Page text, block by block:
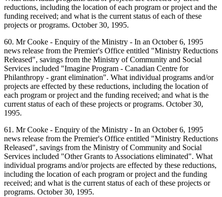
reductions, including the location of each program or project and the
funding received; and what is the current status of each of these
projects or programs. October 30, 1995.
60. Mr Cooke - Enquiry of the Ministry - In an October 6, 1995
news release from the Premier's Office entitled "Ministry Reductions
Released", savings from the Ministry of Community and Social
Services included "Imagine Program - Canadian Centre for
Philanthropy - grant elimination". What individual programs and/or
projects are effected by these reductions, including the location of
each program or project and the funding received; and what is the
current status of each of these projects or programs. October 30,
1995.
61. Mr Cooke - Enquiry of the Ministry - In an October 6, 1995
news release from the Premier's Office entitled "Ministry Reductions
Released", savings from the Ministry of Community and Social
Services included "Other Grants to Associations eliminated". What
individual programs and/or projects are effected by these reductions,
including the location of each program or project and the funding
received; and what is the current status of each of these projects or
programs. October 30, 1995.